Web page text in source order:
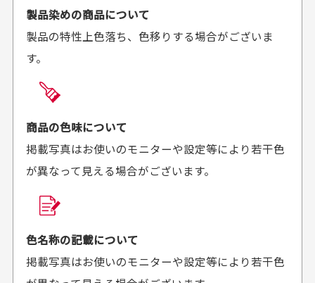
がとうございます。丁寧
に梱包されていて、商品
の状態も良好でした。気
があればよろしくお願い
来ました。またお願いし
セールかつポイント
も使えて、お得に購
おります
ご注文時にご指定下さい。
商品の受け渡しは、ゆうパックでの配送のみとさせて
頂いております。
商品購入からどれくらいで発送してもらえます
か？
平日午前9時までのご注文で最短当日発送させて頂いて
おります。
製品染めの商品について
製品の特性上色落ち、色移りする場合がございま
す。
商品の色味について
掲載写真はお使いのモニターや設定等により若干色
が異なって見える場合がございます。
色名称の記載について
掲載写真はお使いのモニターや設定等により若干色